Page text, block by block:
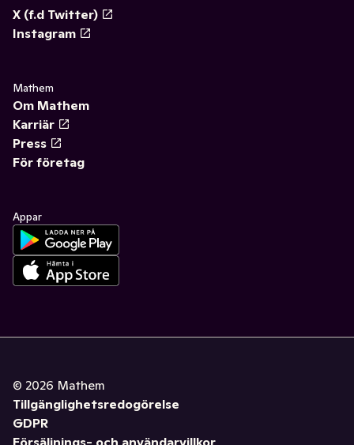
X (f.d Twitter)
Instagram
Mathem
Om Mathem
Karriär
Press
För företag
Appar
© 2026 Mathem
Tillgänglighetsredogörelse
GDPR